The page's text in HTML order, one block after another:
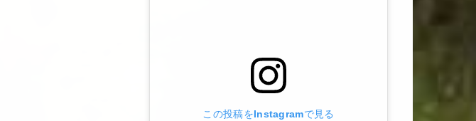
この投稿をInstagramで見る